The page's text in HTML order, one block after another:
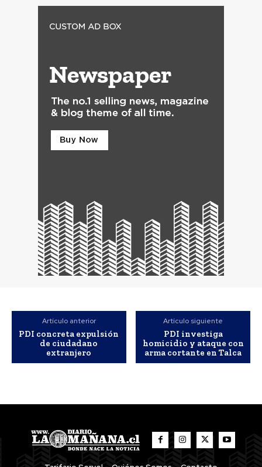
Artículo anterior
PDI concreta expulsión
de ciudadano
extranjero
Artículo siguiente
PDI investiga
homicidio y ataque con
arma cortante en Talca